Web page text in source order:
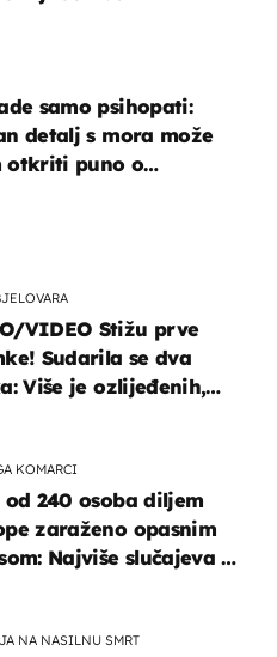
VIDEO Stižu prve
Sudarila se dva
Više je ozlijeđenih,
KOMARCI
od 240 osoba diljem
zaraženo opasnim
Najviše slučajeva u
NA NASILNU SMRT
samo psihopati:
detalj s mora može
otkriti puno o